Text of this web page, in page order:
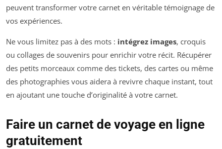
peuvent transformer votre carnet en véritable témoignage de
vos expériences.
Ne vous limitez pas à des mots : intégrez images, croquis
ou collages de souvenirs pour enrichir votre récit. Récupérer
des petits morceaux comme des tickets, des cartes ou même
des photographies vous aidera à revivre chaque instant, tout
en ajoutant une touche d’originalité à votre carnet.
Faire un carnet de voyage en ligne
gratuitement